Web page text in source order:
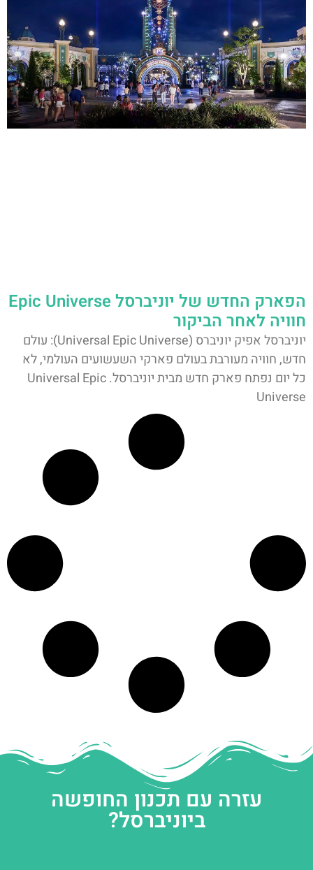
הפארק החדש של יוניברסל Epic Universe
חוויה לאחר הביקור
יוניברסל אפיק יוניברס (Universal Epic Universe): עולם
חדש, חוויה מעורבת בעולם פארקי השעשועים העולמי, לא
כל יום נפתח פארק חדש מבית יוניברסל. Universal Epic
Universe
עזרה עם תכנון החופשה
ביוניברסל?